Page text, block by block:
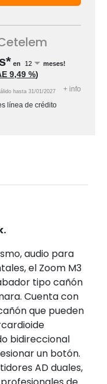
en meses!
9,49 %)
hasta 31/01/2027 + info
línea de crédito
audio para
el Zoom M3
tipo cañón
Cuenta con
que pueden
bidireccional
un botón.
AD duales,